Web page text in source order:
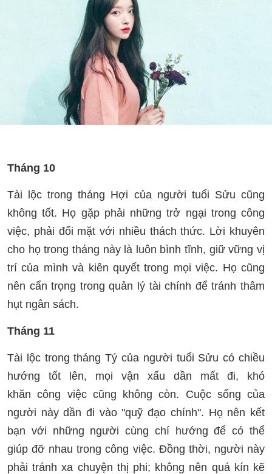
Tháng 10
Tài lộc trong tháng Hợi của người tuổi Sửu cũng
không tốt. Họ gặp phải những trở ngại trong công
việc, phải đối mặt với nhiều thách thức. Lời khuyên
cho họ trong tháng này là luôn bình tĩnh, giữ vững vị
trí của mình và kiên quyết trong mọi việc. Họ cũng
nên cẩn trọng trong quản lý tài chính để tránh thâm
hụt ngân sách.
Tháng 11
Tài lộc trong tháng Tý của người tuổi Sửu có chiều
hướng tốt lên, mọi vận xấu dần mất đi, khó
khăn công việc cũng không còn. Cuộc sống của
người này dần đi vào "quỹ đạo chính". Họ nên kết
bạn với những người cùng chí hướng để có thể
giúp đỡ nhau trong công việc. Đồng thời, người này
phải tránh xa chuyện thị phi; không nên quá kín kẽ